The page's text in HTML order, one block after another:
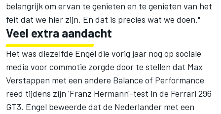
belangrijk om ervan te genieten en te genieten van het
feit dat we hier zijn. En dat is precies wat we doen."
Veel extra aandacht
Het was diezelfde Engel die vorig jaar nog op sociale
media voor commotie zorgde door te stellen dat Max
Verstappen met een andere Balance of Performance
reed tijdens zijn 'Franz Hermann'-test in de Ferrari 296
GT3. Engel beweerde dat de Nederlander met een